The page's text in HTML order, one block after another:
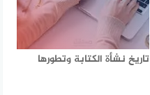
تاريخ نشأة الكتابة وتطورها